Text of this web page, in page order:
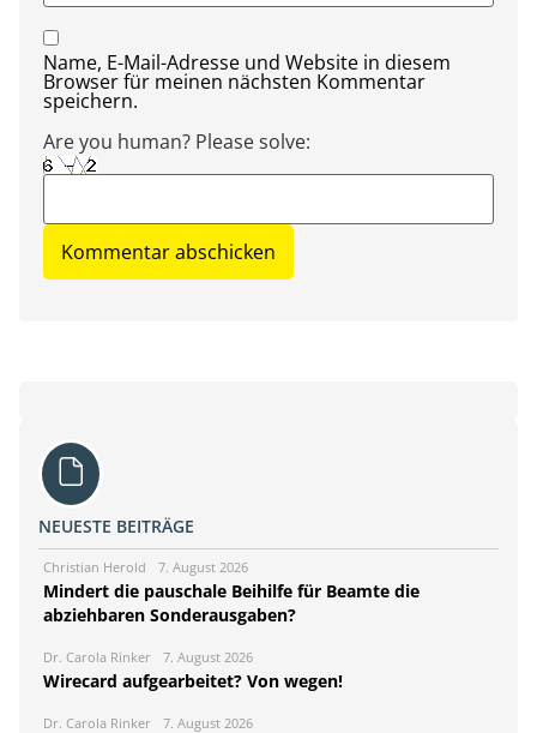
Name, E-Mail-Adresse und Website in diesem
Browser für meinen nächsten Kommentar
speichern.
Are you human? Please solve:
NEUESTE BEITRÄGE
Christian Herold 7. August 2026
Mindert die pauschale Beihilfe für Beamte die
abziehbaren Sonderausgaben?
Dr. Carola Rinker 7. August 2026
Wirecard aufgearbeitet? Von wegen!
Dr. Carola Rinker 7. August 2026